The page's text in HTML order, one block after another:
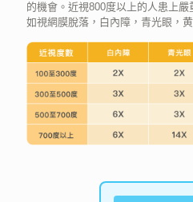
的機會。近視800度以上的人患上
如視網膜脫落，白內障，青光眼，